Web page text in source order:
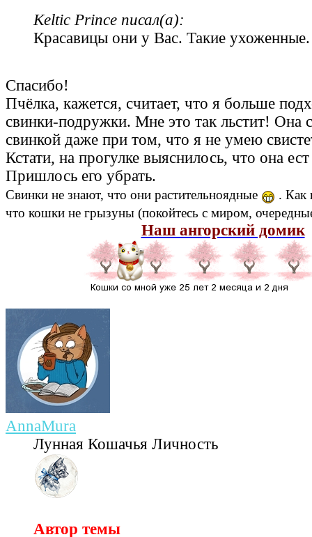
Keltic Prince писал(а):
Красавицы они у Вас. Такие ухоженные.
Спасибо!
Пчёлка, кажется, считает, что я больше
свинки-подружки. Мне это так льстит! Она
свинкой даже при том, что я не умею
Кстати, на прогулке выяснилось, что она
Пришлось его убрать.
Свинки не знают, что они растительноядные
. Как
что кошки не грызуны (покойтесь с миром,
Наш ангорский домик
AnnaMura
Лунная Кошачья Личность
Автор темы